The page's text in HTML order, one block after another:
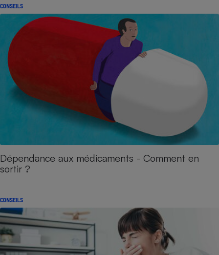
CONSEILS
Dépendance aux médicaments - Comment en
sortir ?
CONSEILS